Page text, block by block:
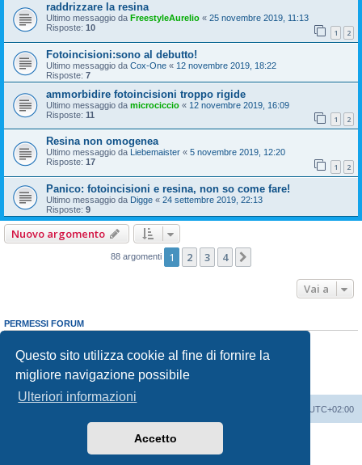
Questo sito utilizza cookie al fine di fornire la
migliore navigazione possibile
Ulteriori informazioni
Accetto
raddrizzare la resina
Ultimo messaggio da FreestyleAurelio « 25 novembre 2019, 11:13
Risposte: 10 1 2
Fotoincisioni:sono al debutto!
Ultimo messaggio da Cox-One « 12 novembre 2019, 18:22
Risposte: 7
ammorbidire fotoincisioni troppo rigide
Ultimo messaggio da microciccio « 12 novembre 2019, 16:09
Risposte: 11 1 2
Resina non omogenea
Ultimo messaggio da Liebemaister « 5 novembre 2019, 12:20
Risposte: 17 1 2
Panico: fotoincisioni e resina, non so come fare!
Ultimo messaggio da Digge « 24 settembre 2019, 22:13
Risposte: 9
Nuovo argomento
88 argomenti 1 2 3 4
Vai a
PERMESSI FORUM
Non puoi
rispondere negli argomenti
Non puoimodificare i tuoi messaggi
Non puoicancellare i tuoi messaggi
Non puoi
inviare allegati
UTC+02:00
phpBB® Forum Software © phpBB Limited
phpBB-Italia.it